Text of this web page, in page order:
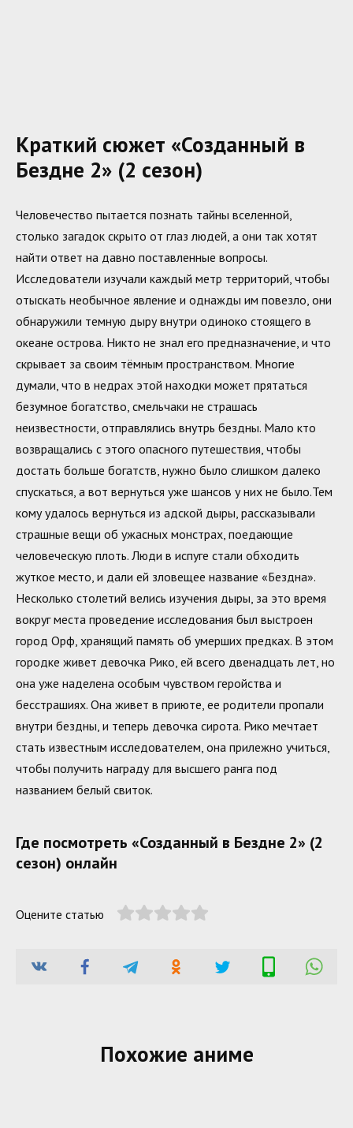
Краткий сюжет «Созданный в
Бездне 2» (2 сезон)
Человечество пытается познать тайны вселенной,
столько загадок скрыто от глаз людей, а они так хотят
найти ответ на давно поставленные вопросы.
Исследователи изучали каждый метр территорий, чтобы
отыскать необычное явление и однажды им повезло, они
обнаружили темную дыру внутри одиноко стоящего в
океане острова. Никто не знал его предназначение, и что
скрывает за своим тёмным пространством. Многие
думали, что в недрах этой находки может прятаться
безумное богатство, смельчаки не страшась
неизвестности, отправлялись внутрь бездны. Мало кто
возвращались с этого опасного путешествия, чтобы
достать больше богатств, нужно было слишком далеко
спускаться, а вот вернуться уже шансов у них не было.Тем
кому удалось вернуться из адской дыры, рассказывали
страшные вещи об ужасных монстрах, поедающие
человеческую плоть. Люди в испуге стали обходить
жуткое место, и дали ей зловещее название «Бездна».
Несколько столетий велись изучения дыры, за это время
вокруг места проведение исследования был выстроен
город Орф, хранящий память об умерших предках. В этом
городке живет девочка Рико, ей всего двенадцать лет, но
она уже наделена особым чувством геройства и
бесстрашиях. Она живет в приюте, ее родители пропали
внутри бездны, и теперь девочка сирота. Рико мечтает
стать известным исследователем, она прилежно учиться,
чтобы получить награду для высшего ранга под
названием белый свиток.
Где посмотреть «Созданный в Бездне 2» (2
сезон) онлайн
Оцените статью
Похожие аниме